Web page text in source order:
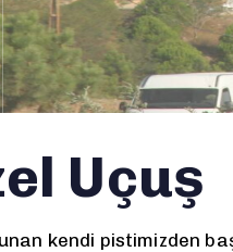
Uçuş
kendi pistimizden